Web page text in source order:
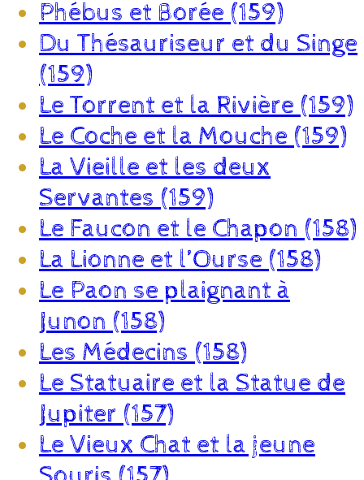
Phébus et Borée (159)
Du Thésauriseur et du Singe
(159)
Le Torrent et la Rivière (159)
Le Coche et la Mouche (159)
La Vieille et les deux
Servantes (159)
Le Faucon et le Chapon (158)
La Lionne et l’Ourse (158)
Le Paon se plaignant à
Junon (158)
Les Médecins (158)
Le Statuaire et la Statue de
Jupiter (157)
Le Vieux Chat et la jeune